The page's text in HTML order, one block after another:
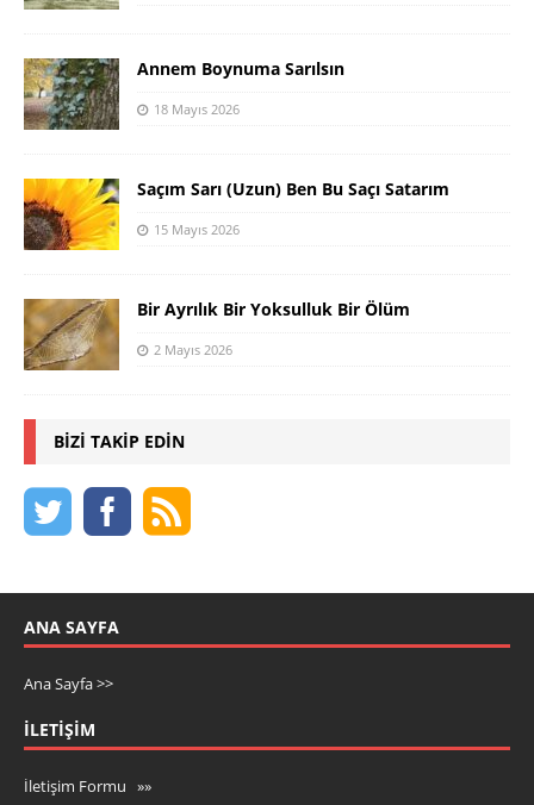
Annem Boynuma Sarılsın
18 Mayıs 2026
Saçım Sarı (Uzun) Ben Bu Saçı Satarım
15 Mayıs 2026
Bir Ayrılık Bir Yoksulluk Bir Ölüm
2 Mayıs 2026
BIZI TAKIP EDIN
ANA SAYFA
Ana Sayfa >>
İLETIŞIM
İletişim Formu »»